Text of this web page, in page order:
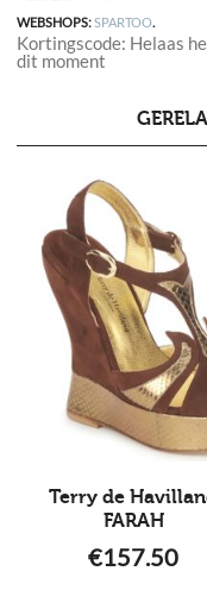
WEBSHOPS:SPARTOO.
Kortingscode: Helaas
dit moment
Terry de
FARAH
€157.50